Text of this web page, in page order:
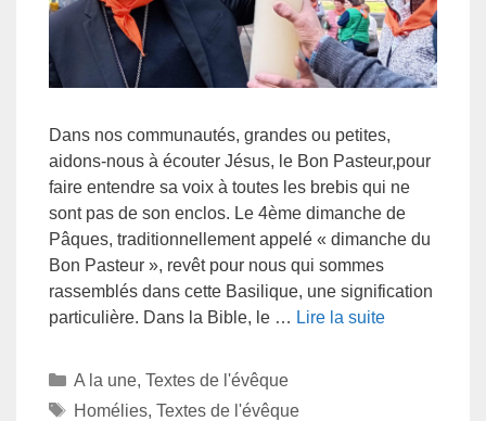
Dans nos communautés, grandes ou petites,
aidons-nous à écouter Jésus, le Bon Pasteur,pour
faire entendre sa voix à toutes les brebis qui ne
sont pas de son enclos. Le 4ème dimanche de
Pâques, traditionnellement appelé « dimanche du
Bon Pasteur », revêt pour nous qui sommes
rassemblés dans cette Basilique, une signification
particulière. Dans la Bible, le … Lire la suite
A la une, Textes de l'évêque
Homélies, Textes de l'évêque